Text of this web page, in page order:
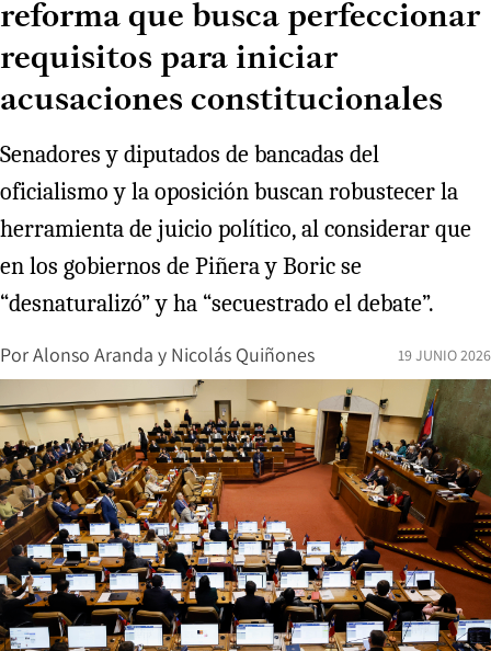
reforma que busca perfeccionar
requisitos para iniciar
acusaciones constitucionales
Senadores y diputados de bancadas del
oficialismo y la oposición buscan robustecer la
herramienta de juicio político, al considerar que
en los gobiernos de Piñera y Boric se
“desnaturalizó” y ha “secuestrado el debate”.
PorAlonso Aranda y Nicolás Quiñones 19 JUNIO 2026